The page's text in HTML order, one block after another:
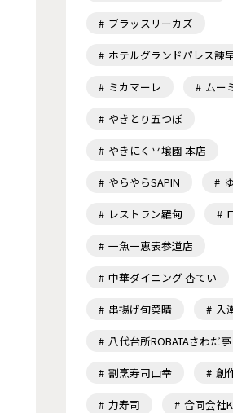
ブラッスリーカズ
ホテルグランドパレス諫
ミカマーレ ムー
やきとり五つぼ
やきにく平壌園 本店
やらやらSAPIN
レストラン羅甸
一魚一恵表参道店
中華ダイニング 杏てい
串揚げ旬菜晴 入
八代台所ROBATAさわだ亭
割烹寿司山幸 創
力寿司 合同会社